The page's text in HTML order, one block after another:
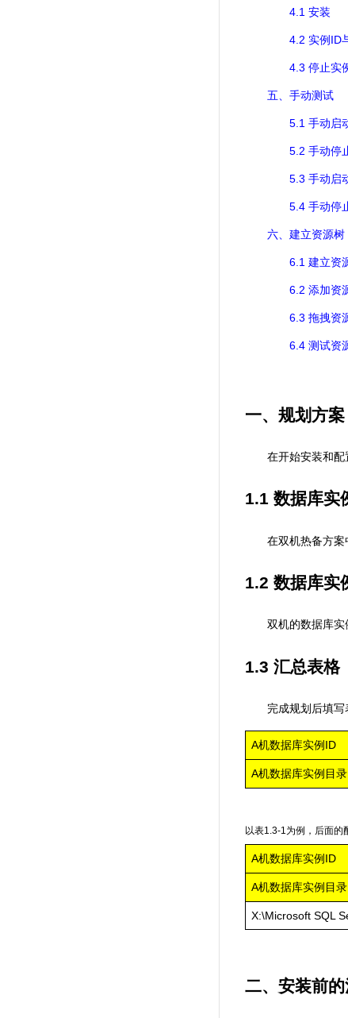
4.1 安装
4.2 实例 ID
4.3 停止实
五、手动测试
5.1 手动启
5.2 手动停
5.3 手动启
5.4 手动停
六、建立资源树
6.1 建立资
6.2 添加资
6.3 拖拽资
6.4 测试资
一、规划方案
在开始安装和配
1.1 数据库实
在双机热备方
1.2 数据库实
双机的数据库
1.3 汇总表格
完成规划后填写
A机数据库实例 ID
A机数据库实例目录
以表1.3-1为例，后面的
A机数据库实例 ID
A机数据库实例目录
X:\Microsoft SQL
二、安装前